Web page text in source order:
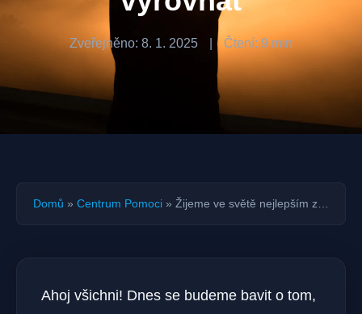
Zveřejněno: 8. 1. 2025 Čtení: 9 min
Domů » Centrum Pomoci » Žijeme ve světě nejlepším z…
Ahoj všichni! Dnes se budeme bavit o tom,